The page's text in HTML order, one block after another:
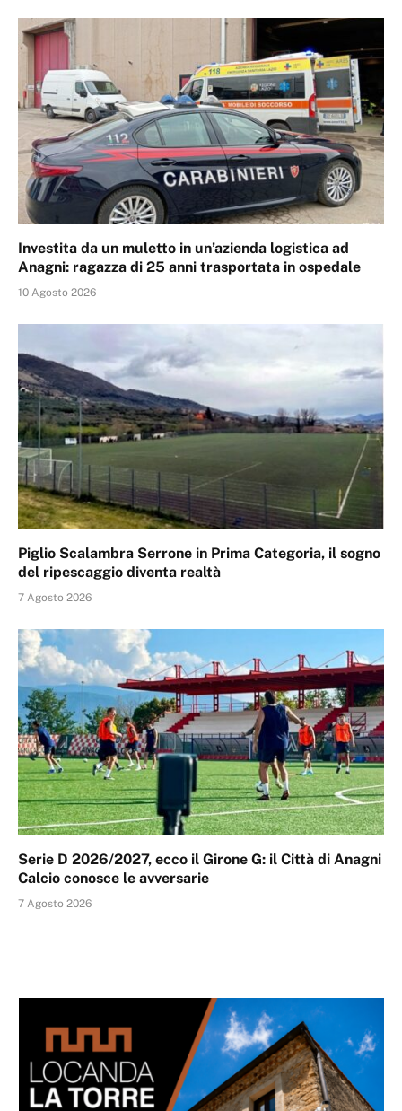
Investita da un muletto in un’azienda logistica ad
Anagni: ragazza di 25 anni trasportata in ospedale
10 Agosto 2026
Piglio Scalambra Serrone in Prima Categoria, il sogno
del ripescaggio diventa realtà
7 Agosto 2026
Serie D 2026/2027, ecco il Girone G: il Città di Anagni
Calcio conosce le avversarie
7 Agosto 2026